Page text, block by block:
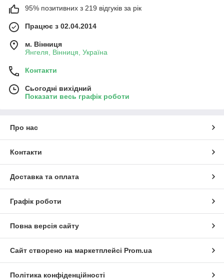
95% позитивних з 219 відгуків за рік
Працює з 02.04.2014
м. Вінниця
Янгеля, Вінниця, Україна
Контакти
Сьогодні вихідний
Показати весь графік роботи
Про нас
Контакти
Доставка та оплата
Графік роботи
Повна версія сайту
Сайт створено на маркетплейсі Prom.ua
Політика конфіденційності